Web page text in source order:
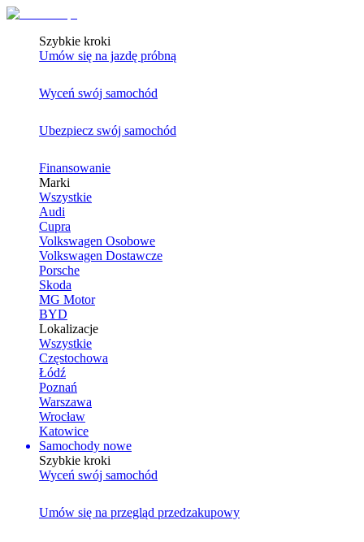
Szybkie kroki
Umów się na jazdę próbną
Wyceń swój samochód
Ubezpiecz swój samochód
Finansowanie
Marki
Wszystkie
Audi
Cupra
Volkswagen Osobowe
Volkswagen Dostawcze
Porsche
Skoda
MG Motor
BYD
Lokalizacje
Wszystkie
Częstochowa
Łódź
Poznań
Warszawa
Wrocław
Katowice
Samochody nowe
Szybkie kroki
Wyceń swój samochód
Umów się na przegląd przedzakupowy